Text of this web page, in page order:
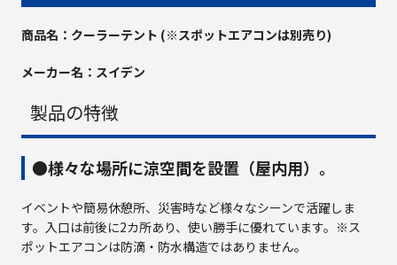
商品名：クーラーテント (※スポットエアコンは別売り)
メーカー名：スイデン
製品の特徴
●様々な場所に涼空間を設置（屋内用）。
イベントや簡易休憩所、災害時など様々なシーンで活躍しま
す。入口は前後に2カ所あり、使い勝手に優れています。※ス
ポットエアコンは防滴・防水構造ではありません。